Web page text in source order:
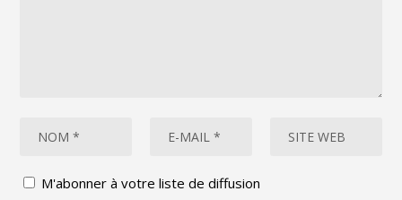
M'abonner à votre liste de diffusion